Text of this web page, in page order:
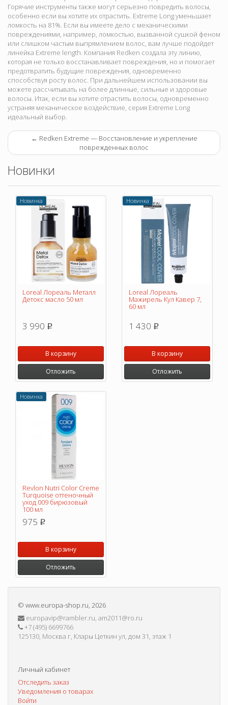
Горячие инструменты также могут серьезно повредить волосы,
особенно если вы хотите их отрастить. Extreme Long уменьшает
ломкость на 81%. Если вы имеете дело с механическими
повреждениями, например, ломкостью, вызванной сушкой феном
или слишком частым выпрямлением волос, вам лучше подойдет
линейка Extreme length. Компания Redken создала эту линию,
которая не только восстанавливает повреждения, но и помогает
предотвратить будущие повреждения, одновременно
способствуя росту волос. При дальнейшем использовании вы
можете рассчитывать на более длинные, сильные и здоровые
волосы. Итак, если вы хотите отрастить волосы, одновременно
устраняя механическое воздействие, серия Extreme Long
идеальный выбор.
← Redken Extreme — Восстановление и укрепление
поврежденных волос
Новинки
Новинка
Loreal Лореаль Металл
Детокс масло 50 мл
3 990 p
В корзину
Отложить
Новинка
Loreal Лореаль
Мажирель Кул Кавер 7,
60 мл
1 430 p
В корзину
Отложить
Новинка
Revlon Nutri Color Creme
Turquoise оттеночный
уход 009 бирюзовый
100 мл
975 p
В корзину
Отложить
© www.europa-shop.ru, 2026
europavip@rambler.ru, am2011@ro.ru
+7 (495) 6699766
125130, Москва г, Клары Цеткин ул, дом 31, этаж 1
Личный кабинет
Отследить заказ
Уведомления о товарах
Войти